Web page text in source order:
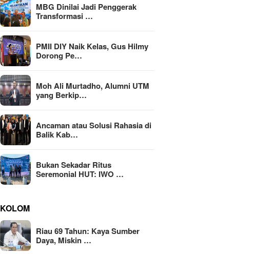
Moh Ali Murtadho, Alumni
UTM yang Berkiprah dalam
Putusan MK soal MBG
MBG Dinilai Jadi Penggerak
Transformasi …
PMII DIY Naik Kelas, Gus Hilmy
Dorong Pe…
Moh Ali Murtadho, Alumni UTM
yang Berkip…
Ancaman atau Solusi Rahasia di
Balik Kab…
Bukan Sekadar Ritus
Seremonial HUT: IWO …
KOLOM
Riau 69 Tahun: Kaya Sumber
Daya, Miskin …